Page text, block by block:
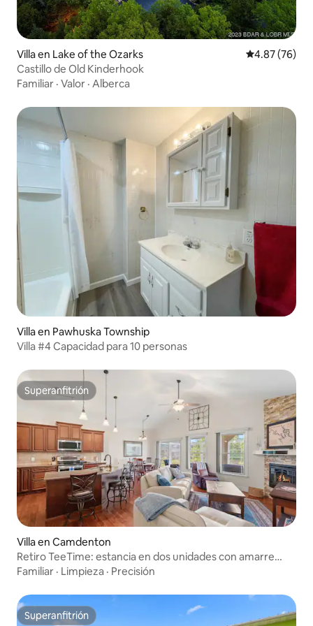
Villa en Lake of the Ozarks Calificación
4.87 (76)
Castillo de Old Kinderhook
Familiar · Valor · Alberca
Villa en Pawhuska Township
Villa #4 Capacidad para 10 personas
Superanfitrión
Superanfitrión
Villa en Camdenton
Retiro TeeTime: estancia en dos unidades con amarre
para botes
Familiar · Limpieza · Precisión
Superanfitrión
Superanfitrión